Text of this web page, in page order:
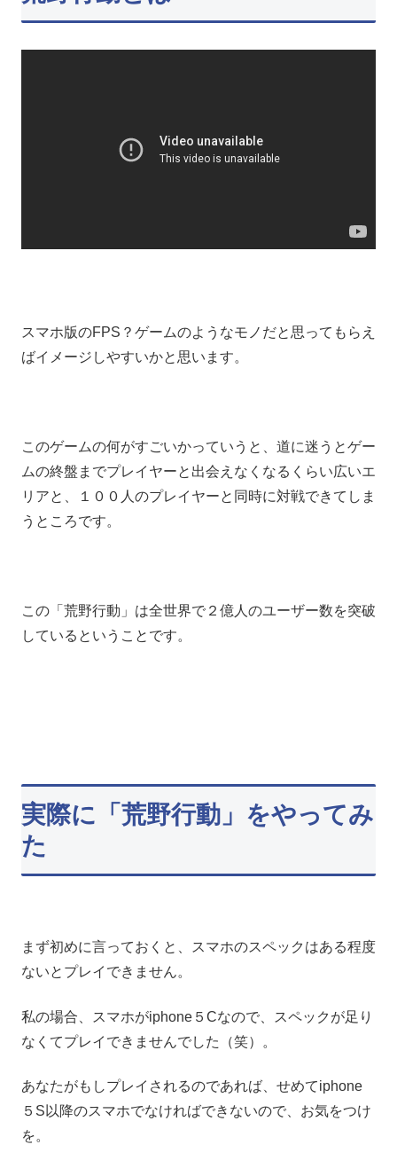
スマホ版のFPS？ゲームのようなモノだと思ってもらえ
ばイメージしやすいかと思います。
このゲームの何がすごいかっていうと、道に迷うとゲー
ムの終盤までプレイヤーと出会えなくなるくらい広いエ
リアと、１００人のプレイヤーと同時に対戦できてしま
うところです。
この「荒野行動」は全世界で２億人のユーザー数を突破
しているということです。
実際に「荒野行動」をやってみ
た
まず初めに言っておくと、スマホのスペックはある程度
ないとプレイできません。
私の場合、スマホがiphone５Cなので、スペックが足り
なくてプレイできませんでした（笑）。
あなたがもしプレイされるのであれば、せめてiphone
５S以降のスマホでなければできないので、お気をつけ
を。